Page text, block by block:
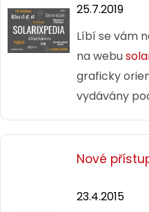
ks
Dodání:
Detail produktu
25.7.2019
Líbí se vám
na webu
graficky
vydávány
Nové
23.4.2015